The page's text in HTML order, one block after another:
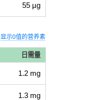
55 µg
显示0值的营养素
日需量
1.2 mg
1.3 mg